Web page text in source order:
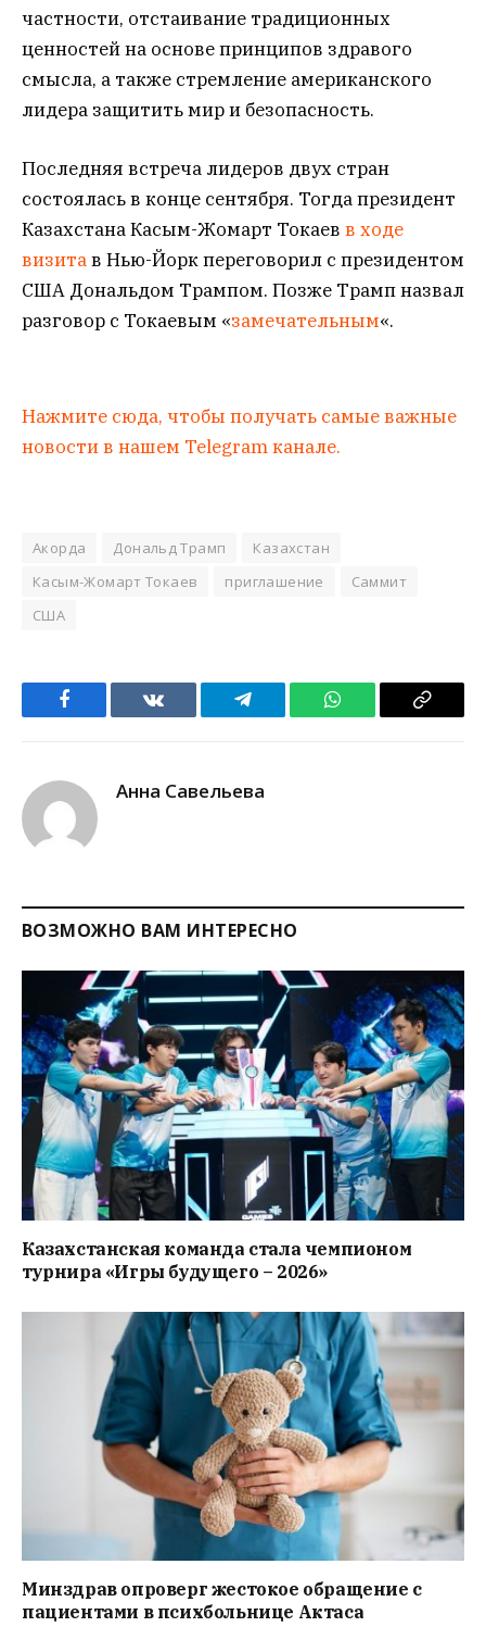
частности, отстаивание традиционных
ценностей на основе принципов здравого
смысла, а также стремление американского
лидера защитить мир и безопасность.
Последняя встреча лидеров двух стран
состоялась в конце сентября. Тогда президент
Казахстана Касым-Жомарт Токаев в ходе
визитав Нью-Йорк переговорил с президентом
США Дональдом Трампом. Позже Трамп назвал
разговор с Токаевым «замечательным«.
Нажмите сюда, чтобы получать самые важные
новости в нашем Telegram канале.
Акорда Дональд Трамп
Казахстан
Касым-Жомарт Токаев
приглашение
Саммит
США
Facebook VKontakteTelegram WhatsApp Copy
Анна Савельева
ВОЗМОЖНО ВАМ ИНТЕРЕСНО
Казахстанская команда стала чемпионом
турнира «Игры будущего – 2026»
Минздрав опроверг жестокое обращение с
пациентами в психбольнице Актаса